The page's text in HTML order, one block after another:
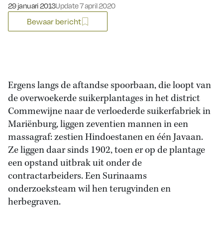
Gepubliceerd op:
29 januari 2013Update 7 april 2020
Bewaar bericht
Ergens langs de aftandse spoorbaan, die loopt van
de overwoekerde suikerplantages in het district
Commewijne naar de verloederde suikerfabriek in
Mariënburg, liggen zeventien mannen in een
massagraf: zestien Hindoestanen en één Javaan.
Ze liggen daar sinds 1902, toen er op de plantage
een opstand uitbrak uit onder de
contractarbeiders. Een Surinaams
onderzoeksteam wil hen terugvinden en
herbegraven.